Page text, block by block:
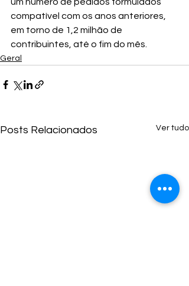
compatível com os anos anteriores,
em torno de 1,2 milhão de
contribuintes, até o fim do mês.
Geral
Posts Relacionados Ver tudo